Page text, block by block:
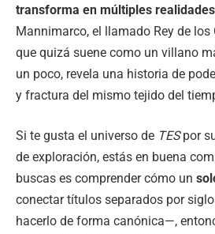
transforma en múltiples
Mannimarco, el llamado Rey de los
que quizá suene como un villano
un poco, revela una historia de
y fractura del mismo tejido del
Si te gusta el universo de TESpor
de exploración, estás en buena
buscas es comprender cómo un
conectar títulos separados por
hacerlo de forma canónica—,